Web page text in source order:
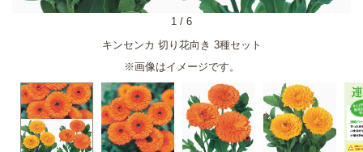
キンセンカ 切り花向き 3種セット
※画像はイメージです。
1 / 6